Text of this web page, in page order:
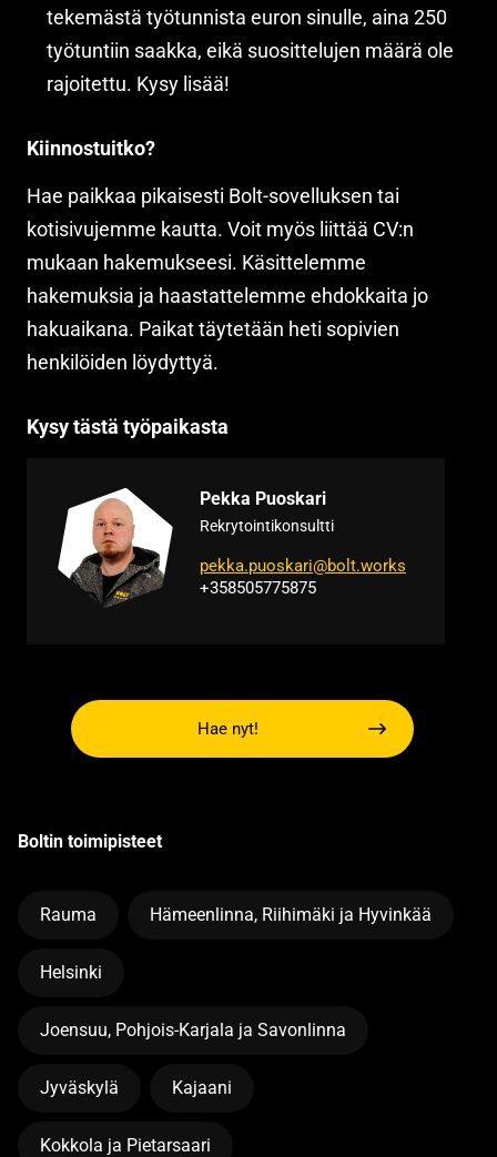
Hae nyt!
tekemästä työtunnista euron sinulle, aina 250
työtuntiin saakka, eikä suosittelujen määrä ole
rajoitettu. Kysy lisää!
Kiinnostuitko?
Hae paikkaa pikaisesti Bolt-sovelluksen tai
kotisivujemme kautta. Voit myös liittää CV:n
mukaan hakemukseesi. Käsittelemme
hakemuksia ja haastattelemme ehdokkaita jo
hakuaikana. Paikat täytetään heti sopivien
henkilöiden löydyttyä.
Kysy tästä työpaikasta
Pekka Puoskari
Rekrytointikonsultti
pekka.puoskari@bolt.works
+358505775875
Boltin toimipisteet
Rauma Hämeenlinna, Riihimäki ja Hyvinkää
Helsinki
Joensuu, Pohjois-Karjala ja Savonlinna
Jyväskylä Kajaani
Kokkola ja Pietarsaari